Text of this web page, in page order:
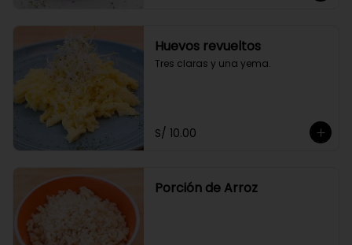
Huevos revueltos
Tres claras y una yema.
S/ 10.00
Porción de Arroz